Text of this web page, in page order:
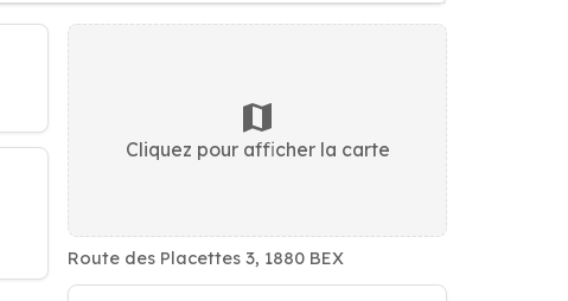
Cliquez pour afficher la carte
Route des Placettes 3, 1880 BEX